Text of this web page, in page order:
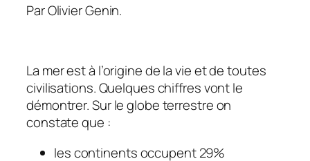
Par Olivier Genin.
La mer est à l’origine de la vie et de toutes
civilisations. Quelques chiffres vont le
démontrer. Sur le globe terrestre on
constate que :
les continents occupent 29%